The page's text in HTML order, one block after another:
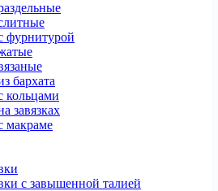
фурнитурой
бархата
кольцами
завязках
макраме
с завышенной талией